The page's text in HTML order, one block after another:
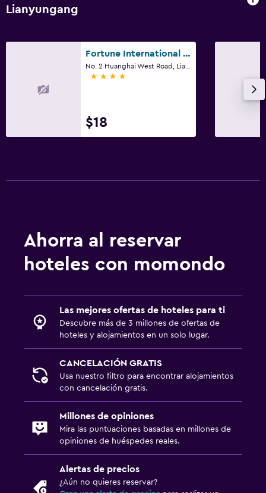
Lianyungang
Fortune International Hotel (Ganyu Wanda Plaza)
4 estrellas
$18
Ahorra al reservar
hoteles con momondo
Las mejores ofertas de hoteles para ti
Descubre más de 3 millones de ofertas de
hoteles y alojamientos en un solo lugar.
CANCELACIÓN GRATIS
Usa nuestro filtro para encontrar alojamientos
con cancelación gratis.
Millones de opiniones
Mira las puntuaciones basadas en millones de
opiniones de huéspedes reales.
Alertas de precios
¿Aún no quieres reservar?